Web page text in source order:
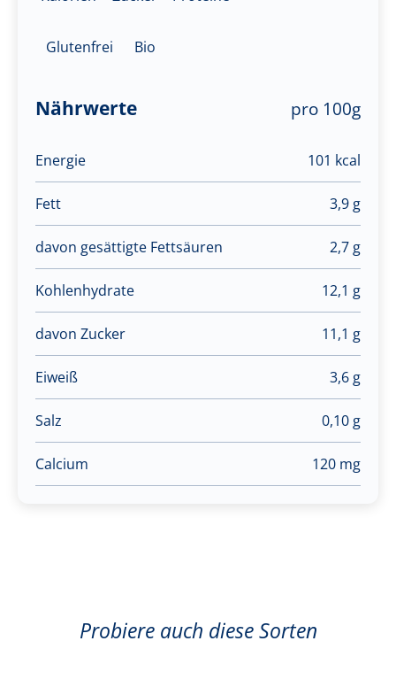
Glutenfrei Bio
Nährwerte pro 100g
Energie 101 kcal
Fett 3,9 g
davon gesättigte Fettsäuren 2,7 g
Kohlenhydrate 12,1 g
davon Zucker 11,1 g
Eiweiß 3,6 g
Salz 0,10 g
Calcium 120 mg
Probiere auch diese Sorten